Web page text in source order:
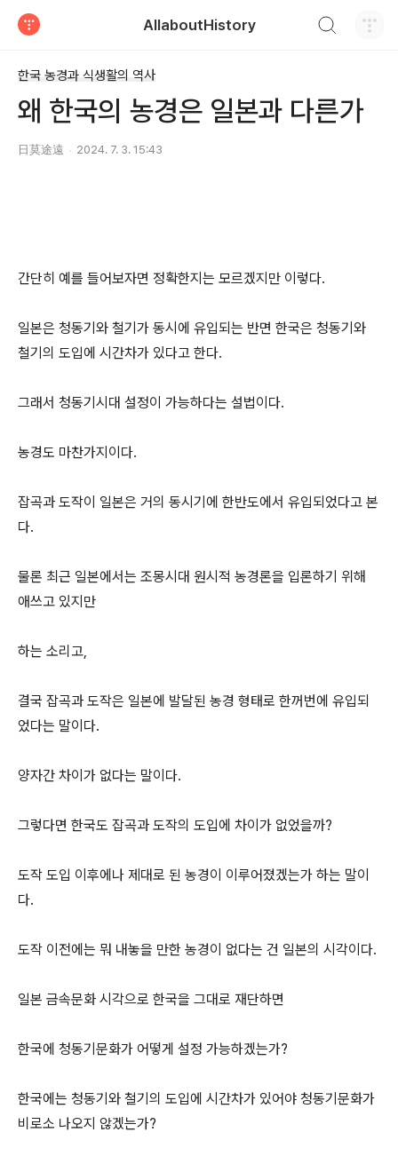
AllaboutHistory
한국 농경과 식생활의 역사
왜 한국의 농경은 일본과 다른가
日莫途遠 2024. 7. 3. 15:43
간단히 예를 들어보자면 정확한지는 모르겠지만 이렇다.
일본은 청동기와 철기가 동시에 유입되는 반면 한국은 청동기와
철기의 도입에 시간차가 있다고 한다.
그래서 청동기시대 설정이 가능하다는 설법이다.
농경도 마찬가지이다.
잡곡과 도작이 일본은 거의 동시기에 한반도에서 유입되었다고 본
다.
물론 최근 일본에서는 조몽시대 원시적 농경론을 입론하기 위해
애쓰고 있지만
하는 소리고,
결국 잡곡과 도작은 일본에 발달된 농경 형태로 한꺼번에 유입되
었다는 말이다.
양자간 차이가 없다는 말이다.
그렇다면 한국도 잡곡과 도작의 도입에 차이가 없었을까?
도작 도입 이후에나 제대로 된 농경이 이루어졌겠는가 하는 말이
다.
도작 이전에는 뭐 내놓을 만한 농경이 없다는 건 일본의 시각이다.
일본 금속문화 시각으로 한국을 그대로 재단하면
한국에 청동기문화가 어떻게 설정 가능하겠는가?
한국에는 청동기와 철기의 도입에 시간차가 있어야 청동기문화가
비로소 나오지 않겠는가?